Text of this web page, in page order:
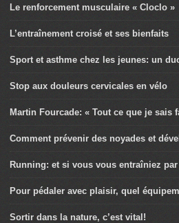
Le renforcement musculaire « Cloclo »
L’entraînement croisé et ses bienfaits
Sport et asthme chez les jeunes: un
Stop aux douleurs cervicales en vélo
Martin Fourcade: « Tout ce que je sais
Comment prévenir des noyades et
Running: et si vous vous entraîniez
Pour pédaler avec plaisir, quel
Sortir dans la nature, c’est vital!